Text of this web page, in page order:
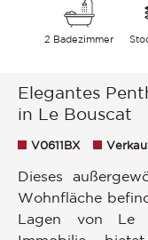
2 Badezimmer
Elegantes
in Le Bouscat
V0611BX
Dieses
Wohnfläche
Lagen von Le